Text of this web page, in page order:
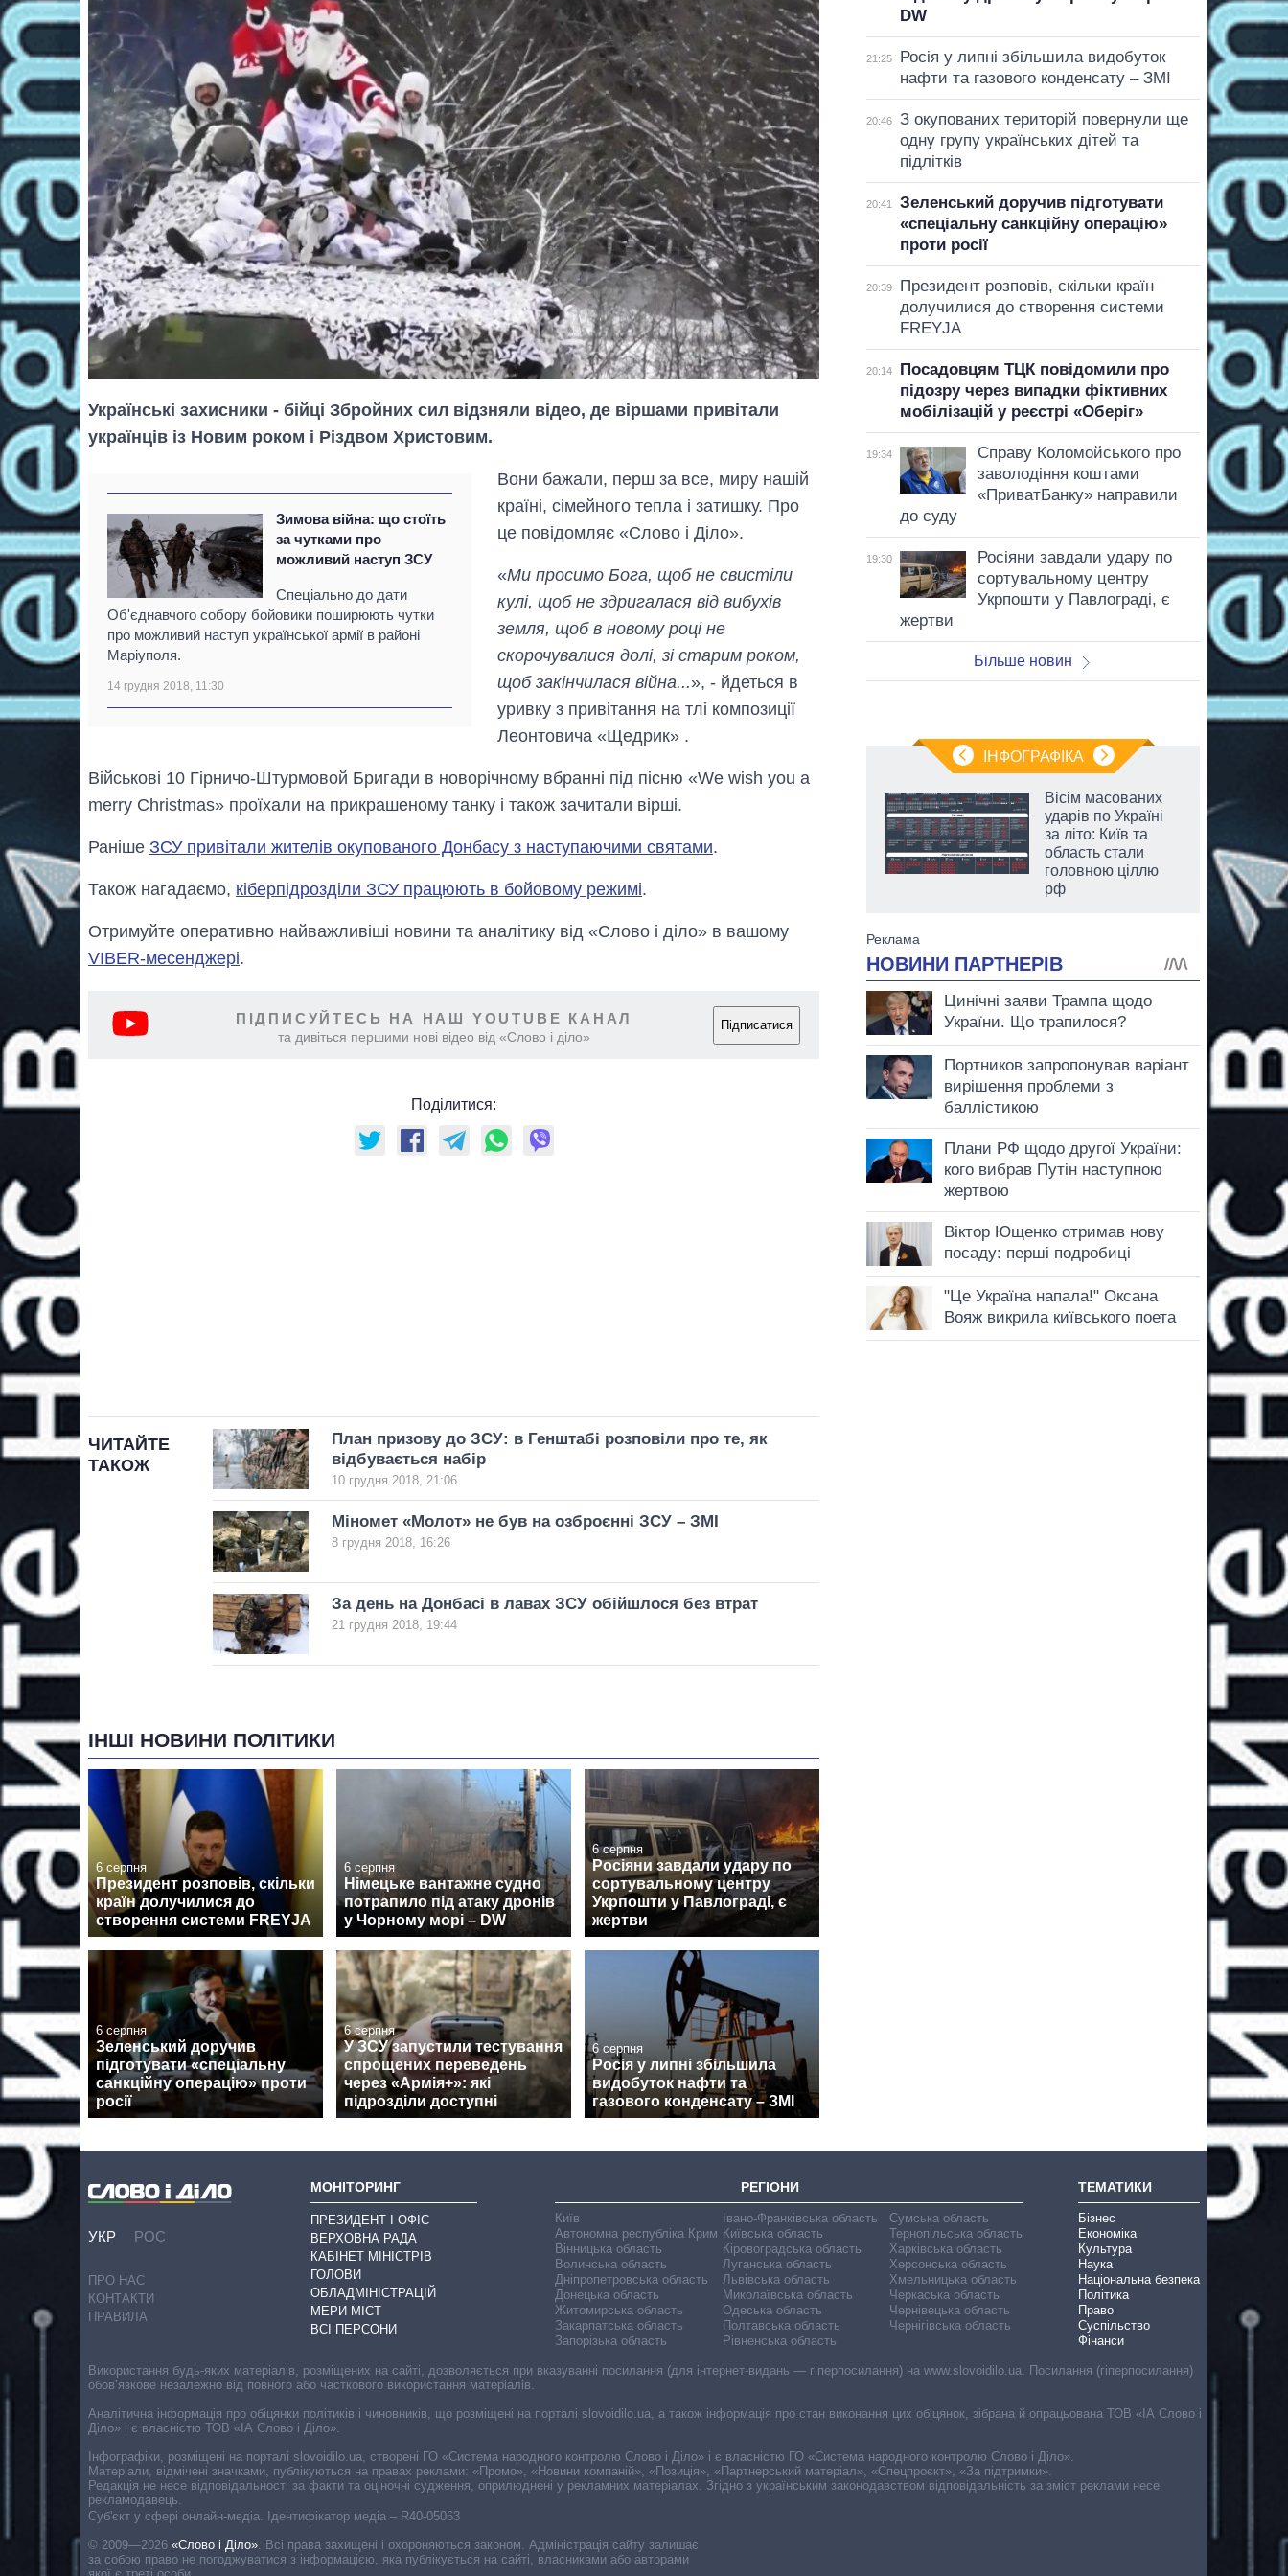
Українські захисники - бійці Збройних сил відзняли відео, де віршами привітали
українців із Новим роком і Різдвом Христовим.
Зимова війна: що стоїть
за чутками про
можливий наступ ЗСУ
Спеціально до дати
Об'єднавчого собору бойовики поширюють чутки
про можливий наступ української армії в районі
Маріуполя.
14 грудня 2018, 11:30
Вони бажали, перш за все, миру нашій
країні, сімейного тепла і затишку. Про
це повідомляє «Слово і Діло».
«Ми просимо Бога, щоб не свистіли
кулі, щоб не здригалася від вибухів
земля, щоб в новому році не
скорочувалися долі, зі старим роком,
щоб закінчилася війна...», - йдеться в
уривку з привітання на тлі композиції
Леонтовича «Щедрик» .
Військові 10 Гірничо-Штурмовой Бригади в новорічному вбранні під пісню «We wish you a
merry Christmas» проїхали на прикрашеному танку і також зачитали вірші.
Раніше ЗСУ привітали жителів окупованого Донбасу з наступаючими святами.
Також нагадаємо, кіберпідрозділи ЗСУ працюють в бойовому режимі.
Отримуйте оперативно найважливіші новини та аналітику від «Слово і діло» в вашому
VIBER-месенджері.
ПІДПИСУЙТЕСЬ НА НАШ YOUTUBE КАНАЛ
та дивіться першими нові відео від «Слово і діло»
Підписатися
Поділитися:
ЧИТАЙТЕ
ТАКОЖ
План призову до ЗСУ: в Генштабі розповіли про те, як
відбувається набір
10 грудня 2018, 21:06
Міномет «Молот» не був на озброєнні ЗСУ – ЗМІ
8 грудня 2018, 16:26
За день на Донбасі в лавах ЗСУ обійшлося без втрат
21 грудня 2018, 19:44
ІНШІ НОВИНИ ПОЛІТИКИ
6 серпня
Президент розповів, скільки
країн долучилися до
створення системи FREYJA
6 серпня
Німецьке вантажне судно
потрапило під атаку дронів
у Чорному морі – DW
6 серпня
Росіяни завдали удару по
сортувальному центру
Укрпошти у Павлограді, є
жертви
6 серпня
Зеленський доручив
підготувати «спеціальну
санкційну операцію» проти
росії
6 серпня
У ЗСУ запустили тестування
спрощених переведень
через «Армія+»: які
підрозділи доступні
6 серпня
Росія у липні збільшила
видобуток нафти та
газового конденсату – ЗМІ
DW
21:25
Росія у липні збільшила видобуток
нафти та газового конденсату – ЗМІ
20:46
З окупованих територій повернули ще
одну групу українських дітей та
підлітків
20:41
Зеленський доручив підготувати
«спеціальну санкційну операцію»
проти росії
20:39
Президент розповів, скільки країн
долучилися до створення системи
FREYJA
20:14
Посадовцям ТЦК повідомили про
підозру через випадки фіктивних
мобілізацій у реєстрі «Оберіг»
19:34
Справу Коломойського про
заволодіння коштами
«ПриватБанку» направили
до суду
19:30
Росіяни завдали удару по
сортувальному центру
Укрпошти у Павлограді, є
жертви
Більше новин
ІНФОГРАФІКА
початок серпня
Вісім масованих
ударів по Україні
за літо: Київ та
область стали
головною ціллю
рф
УКР РОС
ПРО НАС
КОНТАКТИ
ПРАВИЛА
МОНІТОРИНГ
ПРЕЗИДЕНТ І ОФІС
ВЕРХОВНА РАДА
КАБІНЕТ МІНІСТРІВ
ГОЛОВИ
ОБЛАДМІНІСТРАЦІЙ
МЕРИ МІСТ
ВСІ ПЕРСОНИ
РЕГІОНИ
Київ
Автономна республіка Крим
Вінницька область
Волинська область
Дніпропетровська область
Донецька область
Житомирська область
Закарпатська область
Запорізька область
Івано-Франківська область
Київська область
Кіровоградська область
Луганська область
Львівська область
Миколаївська область
Одеська область
Полтавська область
Рівненська область
Сумська область
Тернопільська область
Харківська область
Херсонська область
Хмельницька область
Черкаська область
Чернівецька область
Чернігівська область
ТЕМАТИКИ
Бізнес
Економіка
Культура
Наука
Національна безпека
Політика
Право
Суспільство
Фінанси
Cуб'єкт у сфері онлайн-медіа. Ідентифікатор медіа – R40-05063
© 2009—2026 «Слово і Діло»
Всі права захищені і охороняються законом. Адміністрація сайту залишає
за собою право не погоджуватися з інформацією, яка публікується на сайті, власниками або авторами
Використання будь-яких матеріалів, розміщених на сайті, дозволяється при вказуванні посилання (для інтернет-видань — гіперпосилання) на www.slovoidilo.ua. Посилання (гіперпосилання)
обов’язкове незалежно від повного або часткового використання матеріалів.
Аналітична інформація про обіцянки політиків і чиновників, що розміщені на порталі slovoidilo.ua, а також інформація про стан виконання цих обіцянок, зібрана й опрацьована ТОВ «ІА Слово і
Діло» і є власністю ТОВ «ІА Слово і Діло».
Інфографіки, розміщені на порталі slovoidilo.ua, створені ГО «Система народного контролю Слово і Діло» і є власністю ГО «Система народного контролю Слово і Діло».
Матеріали, відмічені значками, публікуються на правах реклами: «Промо», «Новини компаній», «Позиція», «Партнерський матеріал», «Спецпроєкт», «За підтримки».
Редакція не несе відповідальності за факти та оціночні судження, оприлюднені у рекламних матеріалах. Згідно з українським законодавством відповідальність за зміст реклами несе
рекламодавець.